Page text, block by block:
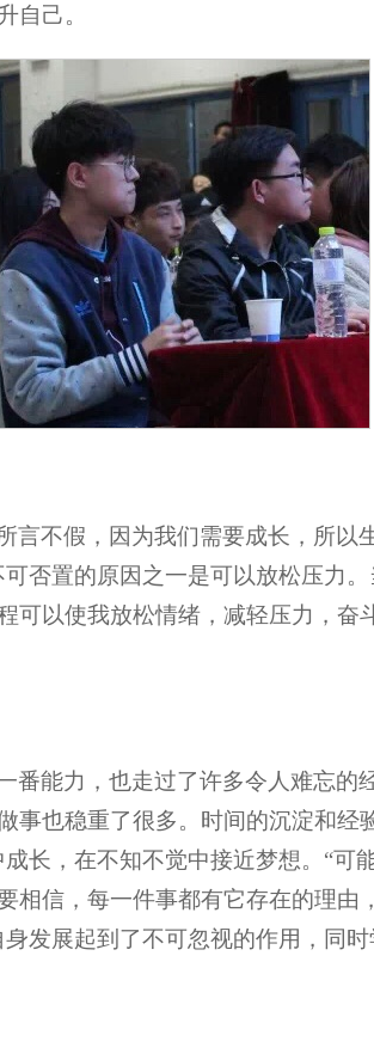
自己。
言不假，因为我们需要成长，所以
否置的原因之一是可以放松压力
以使我放松情绪，减轻压力，奋
能力，也走过了许多令人难忘的
事也稳重了很多。时间的沉淀和经
长，在不知不觉中接近梦想。“可
相信，每一件事都有它存在的理
发展起到了不可忽视的作用，同